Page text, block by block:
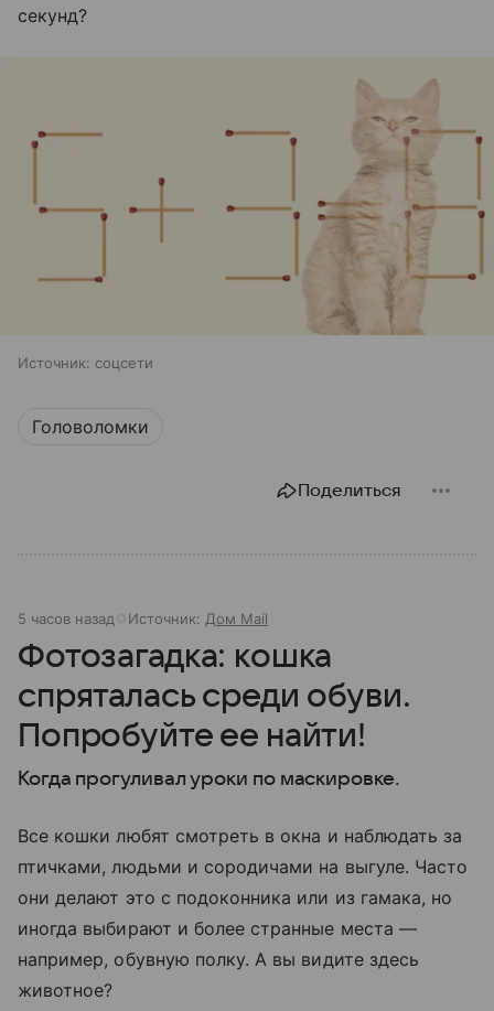
секунд?
Источник: соцсети
Головоломки
Поделиться
5 часов назад Источник: Дом Mail
Фотозагадка: кошка
спряталась среди обуви.
Попробуйте ее найти!
Когда прогуливал уроки по маскировке.
Все кошки любят смотреть в окна и наблюдать за
птичками, людьми и сородичами на выгуле. Часто
они делают это с подоконника или из гамака, но
иногда выбирают и более странные места —
например, обувную полку. А вы видите здесь
животное?